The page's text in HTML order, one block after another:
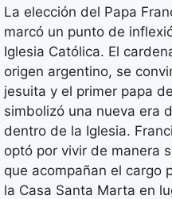
La elección del Papa
marcó un punto de
Iglesia Católica. El
origen argentino, se
jesuita y el primer papa
simbolizó una nueva era
dentro de la Iglesia.
optó por vivir de manera
que acompañan el cargo
la Casa Santa Marta en